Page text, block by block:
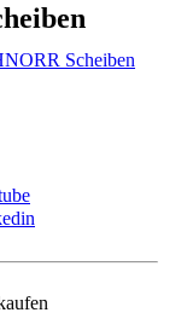
Scheiben